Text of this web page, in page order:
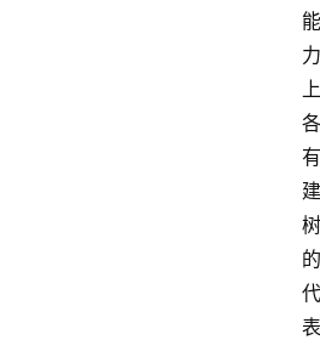
能
力
上
各
有
建
树
的
代
表